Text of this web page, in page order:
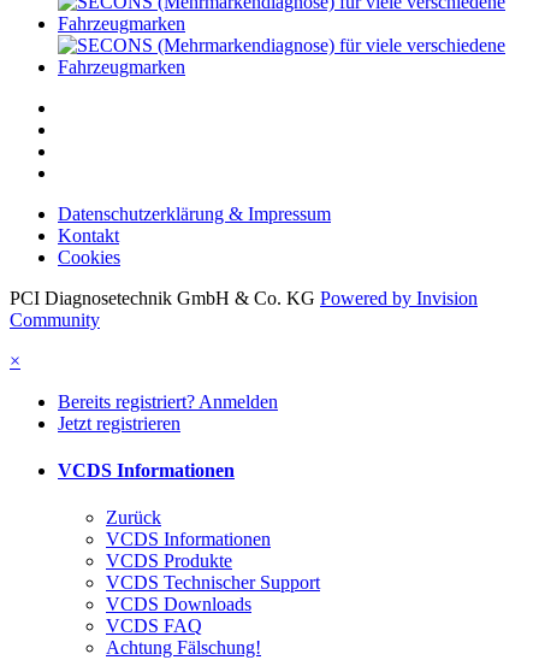
Datenschutzerklärung & Impressum
Kontakt
Cookies
PCI Diagnosetechnik GmbH & Co. KG Powered by Invision
Community
×
Bereits registriert? Anmelden
Jetzt registrieren
VCDS Informationen
Zurück
VCDS Informationen
VCDS Produkte
VCDS Technischer Support
VCDS Downloads
VCDS FAQ
Achtung Fälschung!